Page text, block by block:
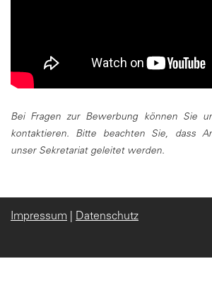
Bei Fragen zur Bewerbung können Sie
kontaktieren. Bitte beachten Sie, dass
unser Sekretariat geleitet werden.
Impressum Datenschutz